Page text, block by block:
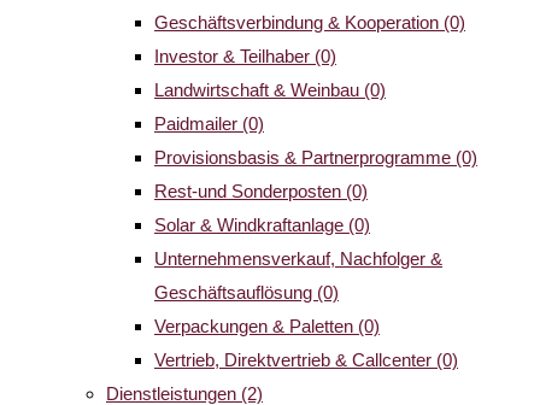
Geschäftsverbindung & Kooperation (0)
Investor & Teilhaber (0)
Landwirtschaft & Weinbau (0)
Paidmailer (0)
Provisionsbasis & Partnerprogramme (0)
Rest-und Sonderposten (0)
Solar & Windkraftanlage (0)
Unternehmensverkauf, Nachfolger &
Geschäftsauflösung (0)
Verpackungen & Paletten (0)
Vertrieb, Direktvertrieb & Callcenter (0)
Dienstleistungen (2)